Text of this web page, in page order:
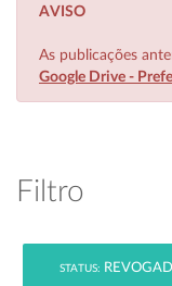
AVISO
As publicações
Google Drive -
Filtro
STATUS: